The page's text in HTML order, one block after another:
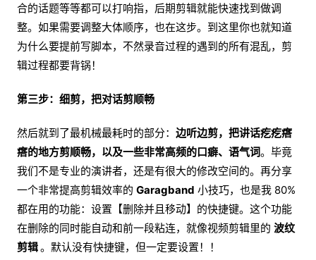
合的话题等等都可以打响指，后期剪辑就能快速找到做调
整。如果需要调整大体顺序，也在这步。到这里你也就知道
为什么要提前写脚本，不然录音过程的遇到的所有混乱，剪
辑过程都要背锅！
第三步：细剪，把对话剪顺畅
然后就到了最机械最耗时的部分： 边听边剪，把讲话疙疙瘩
瘩的地方剪顺畅，以及一些非常高频的口癖、语气词。毕竟
我们不是专业的演讲者，还是有很大的修改空间的。再分享
一个非常提高剪辑效率的 Garagband 小技巧，也是我 80%
都在用的功能：设置【删除并且移动】的快捷键。这个功能
在删除的同时能自动和前一段粘连，就像视频剪辑里的 波纹
剪辑。默认没有快捷键，但一定要设置！！